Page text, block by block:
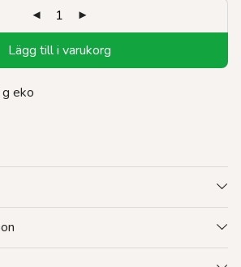
Lägg till i varukorg
eko